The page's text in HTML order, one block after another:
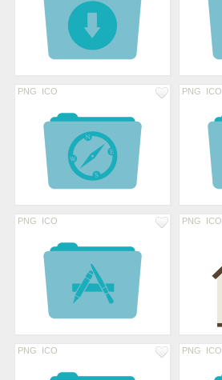
PNG ICO PNG ICO
PNG ICO PNG ICO
PNG ICO PNG ICO